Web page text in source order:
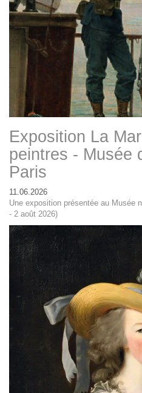
Exposition La
peintres - Musée
Paris
11.06.2026
Une exposition présentée au Musée
- 2 août 2026)